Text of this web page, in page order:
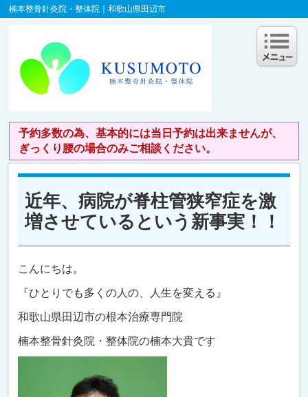
楠本整骨針灸院・整体院｜和歌山県田辺市
予約多数の為、基本的には当日予約は出来ませんが、
ぎっくり腰の場合のみご相談ください。
近年、病院が脊柱管狭窄症を激
増させているという新事実！！
こんにちは。
『ひとりでも多くの人の、人生を変える』
和歌山県田辺市の根本治療専門院
楠本整骨針灸院・整体院の楠本大貴です